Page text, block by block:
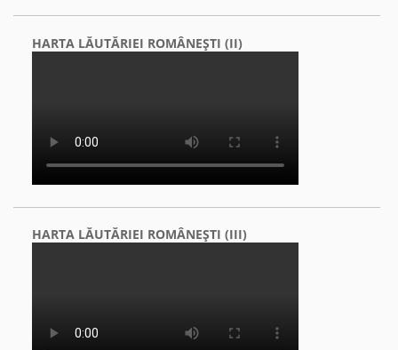
HARTA LĂUTĂRIEI ROMÂNEŞTI (II)
HARTA LĂUTĂRIEI ROMÂNEŞTI (III)